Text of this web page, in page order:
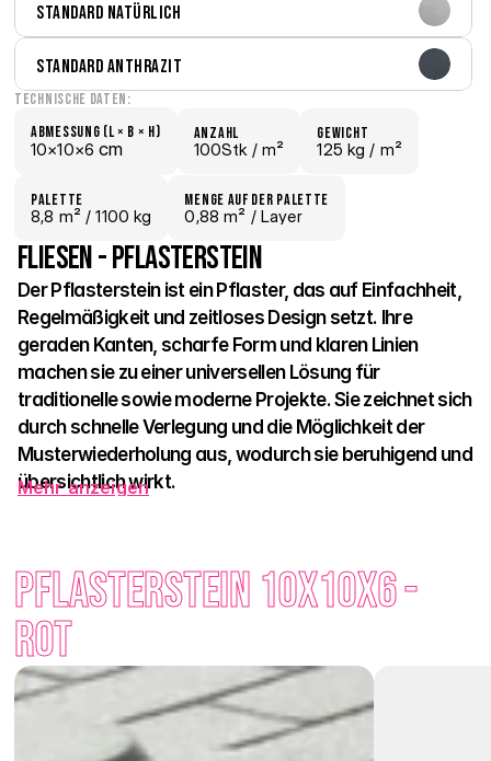
Standard Natürlich
Standard Anthrazit
Technische Daten:
Abmessung (L × B × H)
10×10×6 cm
Anzahl
100Stk / m²
Gewicht
125 kg / m²
Palette
8,8 m² / 1100 kg
Menge auf der Palette
0,88 m² / Layer
Fliesen - Pflasterstein
Der Pflasterstein ist ein Pflaster, das auf Einfachheit,
Regelmäßigkeit und zeitloses Design setzt. Ihre
geraden Kanten, scharfe Form und klaren Linien
machen sie zu einer universellen Lösung für
traditionelle sowie moderne Projekte. Sie zeichnet sich
durch schnelle Verlegung und die Möglichkeit der
Musterwiederholung aus, wodurch sie beruhigend und
übersichtlich wirkt.
Größen – ein spielerisches Mosaik mit Rhythmus und Struktur
bieten. Sie wird in drei Farbtönen hergestellt: Natural, Rot
und Anthrazit
Architektur kombiniert werden können. Würfel für Würfel –
oder doch lieber Kombinationen von Größen?
Versuchen Sie es auf Ihre Weise.
Mehr anzeigen
Pflasterstein 10x10x6 -
Rot